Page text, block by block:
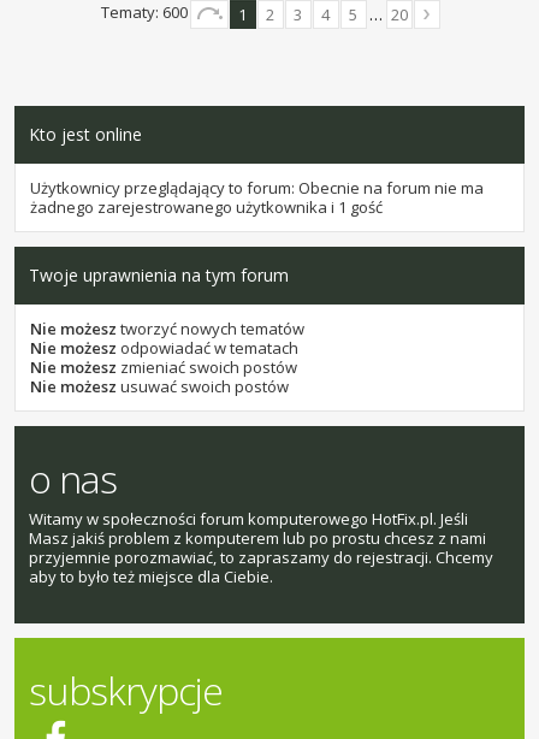
Tematy: 600 1 2 3 4 5 … 20
Kto jest online
Użytkownicy przeglądający to forum: Obecnie na forum nie ma
żadnego zarejestrowanego użytkownika i 1 gość
Twoje uprawnienia na tym forum
Nie możesz tworzyć nowych tematów
Nie możesz odpowiadać w tematach
Nie możesz zmieniać swoich postów
Nie możesz usuwać swoich postów
o nas
Witamy w społeczności forum komputerowego HotFix.pl. Jeśli
Masz jakiś problem z komputerem lub po prostu chcesz z nami
przyjemnie porozmawiać, to zapraszamy do rejestracji. Chcemy
aby to było też miejsce dla Ciebie.
subskrypcje